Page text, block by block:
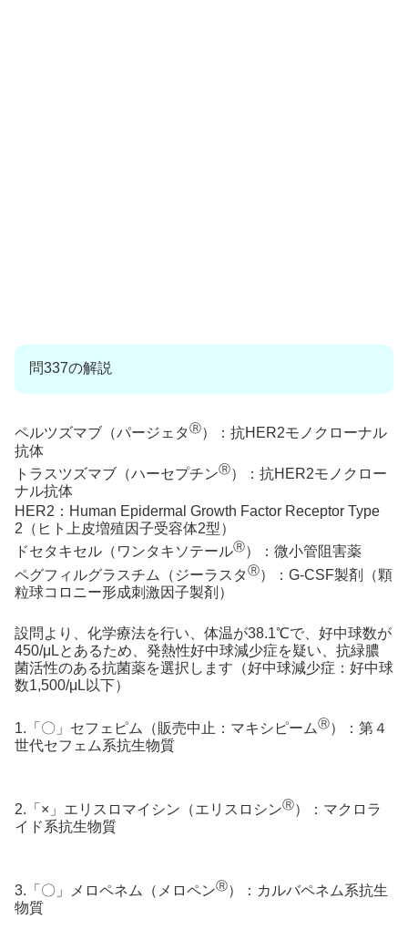
問337の解説
ペルツズマブ（パージェタⓇ）：抗HER2モノクローナル
抗体
トラスツズマブ（ハーセプチンⓇ）：抗HER2モノクロー
ナル抗体
HER2：Human Epidermal Growth Factor Receptor Type
2（ヒト上皮増殖因子受容体2型）
ドセタキセル（ワンタキソテールⓇ）：微小管阻害薬
ペグフィルグラスチム（ジーラスタⓇ）：G-CSF製剤（顆
粒球コロニー形成刺激因子製剤）
設問より、化学療法を行い、体温が38.1℃で、好中球数が
450/μLとあるため、発熱性好中球減少症を疑い、抗緑膿
菌活性のある抗菌薬を選択します（好中球減少症：好中球
数1,500/μL以下）
1.「〇」セフェピム（販売中止：マキシピームⓇ）：第４
世代セフェム系抗生物質
2.「×」エリスロマイシン（エリスロシンⓇ）：マクロラ
イド系抗生物質
3.「〇」メロペネム（メロペンⓇ）：カルバペネム系抗生
物質